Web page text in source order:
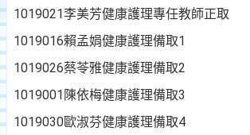
1019021李美芳健康護理專任教師正取
1019016賴孟娟健康護理備取1
1019026蔡苓雅健康護理備取2
1019001 陳依梅健康護理備取3
1019030歐淑芬健康護理備取4